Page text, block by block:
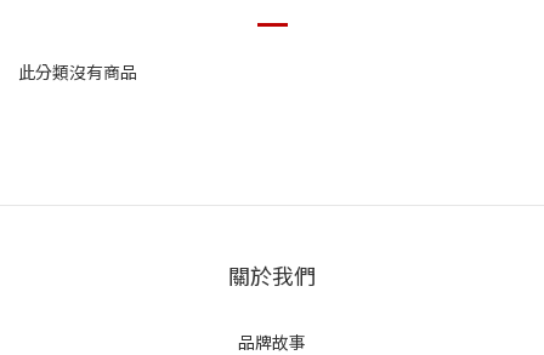
此分類沒有商品
關於我們
品牌故事